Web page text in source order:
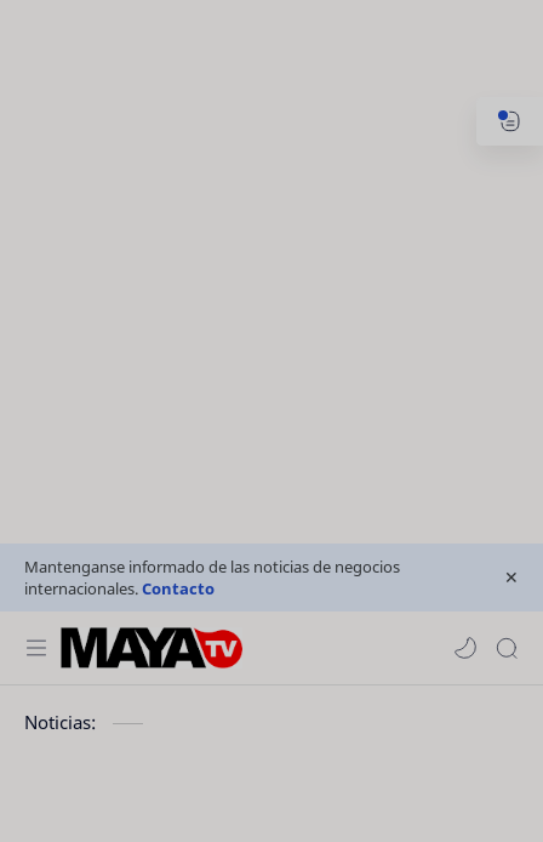
Mantenganse informado de las noticias de negocios
internacionales.Contacto
Noticias: